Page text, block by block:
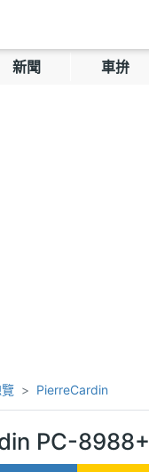
新聞 車拚
PierreCardin
PC-8988+